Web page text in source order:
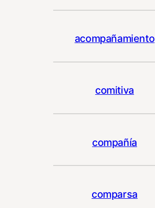
acompañamiento
comitiva
compañía
comparsa